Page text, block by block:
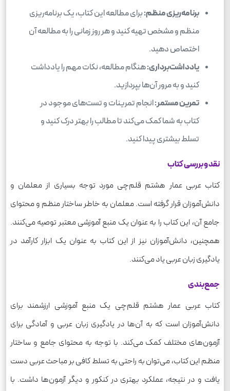
برنامه‌ریزی منظم:برای مطالعه این کتاب، یک برنامه‌ریزی
منظم و مشخص تهیه کنید و هر روز زمانی را به مطالعه آن
اختصاص دهید.
یادداشت‌برداری:هنگام مطالعه، نکات مهم را یادداشت
کنید و به مرور آن‌ها بپردازید.
تمرین مستمر:انجام تمرینات و تست‌های موجود در
کتاب به شما کمک می‌کند تا مطالب را بهتر درک کنید و
تسلط بیشتری پیدا کنید.
نقد و بررسی کتاب
کتاب عربی عمار هشتم قلم‌چی مورد توجه بسیاری از معلمان و
دانش‌آموزان قرار گرفته است. معلمان به خاطر ساختار منظم و محتوای
جامع آن، این کتاب را به عنوان یک منبع آموزشی معتبر توصیه می‌کنند.
همچنین، دانش‌آموزان نیز از این کتاب به عنوان یک ابزار کارآمد در
یادگیری زبان عربی یاد می‌کنند.
جمع‌بندی
کتاب عربی عمار هشتم قلم‌چی یک منبع آموزشی ارزشمند برای
دانش‌آموزان است که به آن‌ها در یادگیری زبان عربی و آمادگی برای
آزمون‌های مختلف کمک می‌کند. با توجه به محتوای جامع و ساختار
منظم این کتاب، می‌توان به راحتی به تسلط کافی بر مباحث عربی دست
یافت و در نتیجه، عملکرد بهتری در کنکور و دیگر آزمون‌ها داشت. با